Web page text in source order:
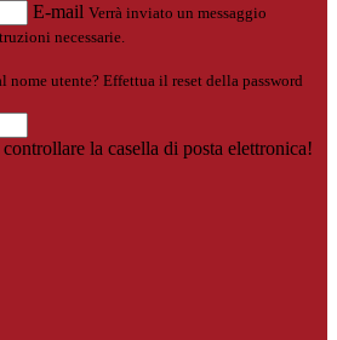
E-mail Verrà inviato un messaggio
necessarie.
nome utente? Effettua il reset della password
la casella di posta elettronica!